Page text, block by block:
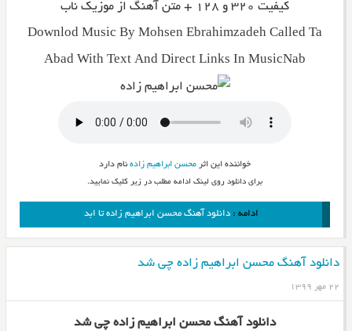
کیفیت ۳۲۰ و ۱۲۸ + متن آهنگ از موزیک ناب
Downlod Music By Mohsen Ebrahimzadeh Called Ta
Abad With Text And Direct Links In MusicNab
خواننده این اثر محسن ابراهیم زادهنام دارد
برای دانلود روی لینک ادامه مطلب در زیر کلیک نمایید.
ادامه :دانلود آهنگ محسن ابراهیم زاده تا ابد
دانلود آهنگ محسن ابراهیم زاده چی شد
۲۲ مهر ۱۳۹۹
دانلود آهنگ محسن ابراهیم زاده چی شد